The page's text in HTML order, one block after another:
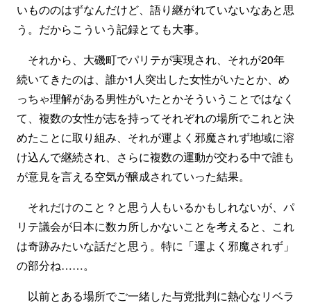
いもののはずなんだけど、語り継がれていないなあと思
う。だからこういう記録とても大事。
それから、大磯町でパリテが実現され、それが20年
続いてきたのは、誰か1人突出した女性がいたとか、め
っちゃ理解がある男性がいたとかそういうことではなく
て、複数の女性が志を持ってそれぞれの場所でこれと決
めたことに取り組み、それが運よく邪魔されず地域に溶
け込んで継続され、さらに複数の運動が交わる中で誰も
が意見を言える空気が醸成されていった結果。
それだけのこと？と思う人もいるかもしれないが、パ
リテ議会が日本に数カ所しかないことを考えると、これ
は奇跡みたいな話だと思う。特に「運よく邪魔されず」
の部分ね……。
以前とある場所でご一緒した与党批判に熱心なリベラ